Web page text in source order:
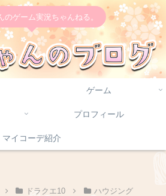
のゲーム実況ちゃんねる。
ゲーム
プロフィール
マイコーデ紹介
ドラクエ10 ハウジング